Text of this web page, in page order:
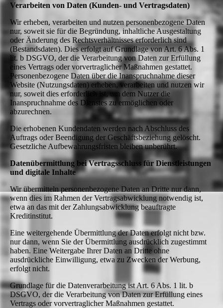
Verarbeiten von Daten (Kunden- und Vertragsdaten)
Wir erheben, verarbeiten und nutzen personenbezogene Daten
nur, soweit sie für die Begründung, inhaltliche Ausgestaltung
oder Änderung des Rechtsverhältnisses erforderlich sind
(Bestandsdaten). Dies erfolgt auf Grundlage von Art. 6 Abs. 1
lit. b DSGVO, der die Verarbeitung von Daten zur Erfüllung
eines Vertrags oder vorvertraglicher Maßnahmen gestattet.
Personenbezogene Daten über die Inanspruchnahme dieser
Website (Nutzungsdaten) erheben, verarbeiten und nutzen wir
nur, soweit dies erforderlich ist, um dem Nutzer die
Inanspruchnahme des Dienstes zu ermöglichen oder
abzurechnen.
Die erhobenen Kundendaten werden nach Abschluss des
Auftrags oder Beendigung der Geschäftsbeziehung gelöscht.
Gesetzliche Aufbewahrungsfristen bleiben unberührt.
Datenübermittlung bei Vertragsschluss für Dienstleistungen
und digitale Inhalte
Wir übermitteln personenbezogene Daten an Dritte nur dann,
wenn dies im Rahmen der Vertragsabwicklung notwendig ist,
etwa an das mit der Zahlungsabwicklung beauftragte
Kreditinstitut.
Eine weitergehende Übermittlung der Daten erfolgt nicht bzw.
nur dann, wenn Sie der Übermittlung ausdrücklich zugestimmt
haben. Eine Weitergabe Ihrer Daten an Dritte ohne
ausdrückliche Einwilligung, etwa zu Zwecken der Werbung,
erfolgt nicht.
Grundlage für die Datenverarbeitung ist Art. 6 Abs. 1 lit. b
DSGVO, der die Verarbeitung von Daten zur Erfüllung eines
Vertrags oder vorvertraglicher Maßnahmen gestattet.